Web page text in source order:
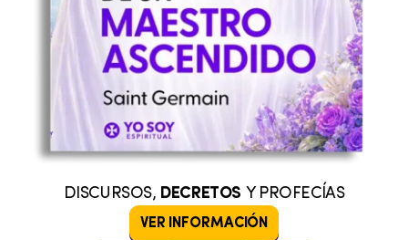
DISCURSOS, DECRETOS Y PROFECÍAS
VER INFORMACIÓN